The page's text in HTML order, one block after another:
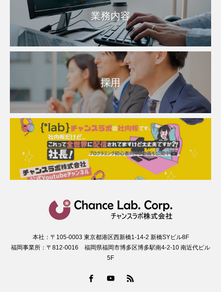
業務内容
採用
本社：〒105-0003 東京都港区西新橋1-14-2 新橋SYビル8F
福岡事業所：〒812-0016 福岡県福岡市博多区博多駅南4-2-10 南近代ビル
5F